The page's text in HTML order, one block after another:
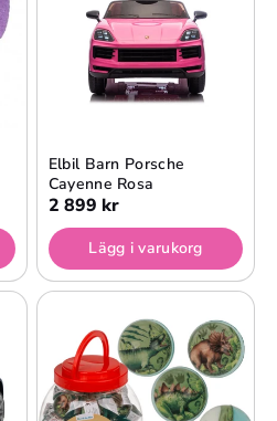
Elbil Barn Porsche
Cayenne Rosa
2 899 kr
Lägg i varukorg